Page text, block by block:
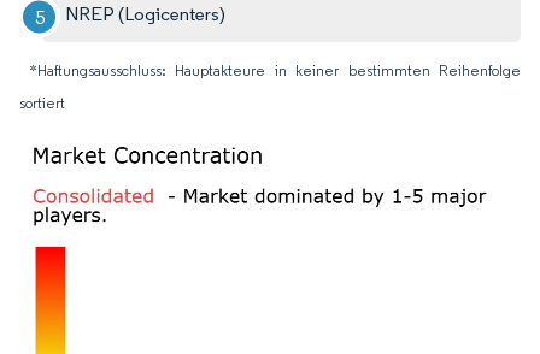
NREP (Logicenters)
*Haftungsausschluss: Hauptakteure in keiner bestimmten Reihenfolge
sortiert